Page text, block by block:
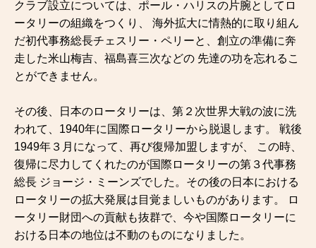
クラブ設立については、ポール・ハリスの片腕としてロ
ータリーの組織をつくり、 海外拡大に情熱的に取り組ん
だ初代事務総長チェスリー・ペリーと、創立の準備に奔
走した米山梅吉、福島喜三次などの 先達の功を忘れるこ
とができません。
その後、日本のロータリーは、第２次世界大戦の波に洗
われて、1940年に国際ロータリーから脱退します。 戦後
1949年３月になって、再び復帰加盟しますが、 この時、
復帰に尽力してくれたのが国際ロータリーの第３代事務
総長 ジョージ・ミーンズでした。その後の日本における
ロータリーの拡大発展は目覚ましいものがあります。 ロ
ータリー財団への貢献も抜群で、今や国際ロータリーに
おける日本の地位は不動のものになりました。